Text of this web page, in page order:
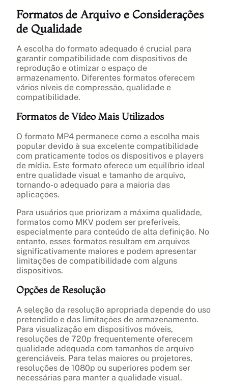
Formatos de Arquivo e Considerações
de Qualidade
A escolha do formato adequado é crucial para
garantir compatibilidade com dispositivos de
reprodução e otimizar o espaço de
armazenamento. Diferentes formatos oferecem
vários níveis de compressão, qualidade e
compatibilidade.
Formatos de Vídeo Mais Utilizados
O formato MP4 permanece como a escolha mais
popular devido à sua excelente compatibilidade
com praticamente todos os dispositivos e players
de mídia. Este formato oferece um equilíbrio ideal
entre qualidade visual e tamanho de arquivo,
tornando-o adequado para a maioria das
aplicações.
Para usuários que priorizam a máxima qualidade,
formatos como MKV podem ser preferíveis,
especialmente para conteúdo de alta definição. No
entanto, esses formatos resultam em arquivos
significativamente maiores e podem apresentar
limitações de compatibilidade com alguns
dispositivos.
Opções de Resolução
A seleção da resolução apropriada depende do uso
pretendido e das limitações de armazenamento.
Para visualização em dispositivos móveis,
resoluções de 720p frequentemente oferecem
qualidade adequada com tamanhos de arquivo
gerenciáveis. Para telas maiores ou projetores,
resoluções de 1080p ou superiores podem ser
necessárias para manter a qualidade visual.